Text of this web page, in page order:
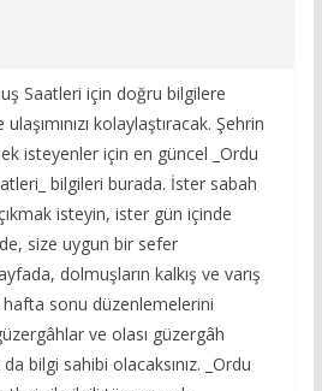
Saatleri için doğru bilgilere
kolaylaştıracak. Şehrin
isteyenler için en güncel _Ordu
bilgileri burada. İster sabah
isteyin, ister gün içinde
size uygun bir sefer
dolmuşların kalkış ve varış
sonu düzenlemelerini
ve olası güzergâh
bilgi sahibi olacaksınız. _Ordu